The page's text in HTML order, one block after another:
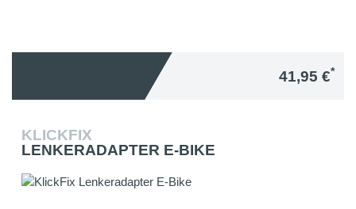
41,95 €*
KLICKFIX
LENKERADAPTER E-BIKE